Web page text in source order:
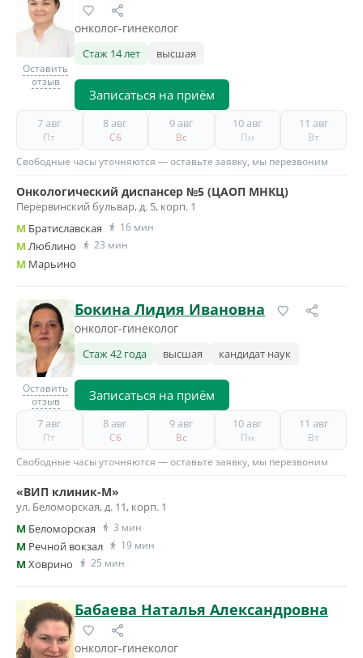
Оставить
отзыв
онколог-гинеколог
Стаж 14 лет высшая
Записаться на приём
7 авг
Пт
8 авг
Сб
9 авг
Вс
10 авг
Пн
11 авг
Вт
Свободные часы уточняются — оставьте заявку, мы перезвоним
Онкологический диспансер №5 (ЦАОП МНКЦ)
Перервинский бульвар, д. 5, корп. 1
M Братиславская 16 мин
M Люблино 23 мин
M Марьино
Оставить
отзыв
Бокина Лидия Ивановна
онколог-гинеколог
Стаж 42 года высшая кандидат наук
Записаться на приём
7 авг
Пт
8 авг
Сб
9 авг
Вс
10 авг
Пн
11 авг
Вт
Свободные часы уточняются — оставьте заявку, мы перезвоним
«ВИП клиник-М»
ул. Беломорская, д. 11, корп. 1
M Беломорская 3 мин
M Речной вокзал 19 мин
MХоврино 25 мин
Бабаева Наталья Александровна
онколог-гинеколог